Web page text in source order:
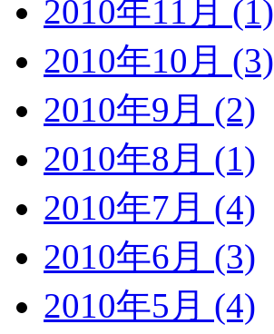
2010年11月 (1)
2010年10月 (3)
2010年9月 (2)
2010年8月 (1)
2010年7月 (4)
2010年6月 (3)
2010年5月 (4)